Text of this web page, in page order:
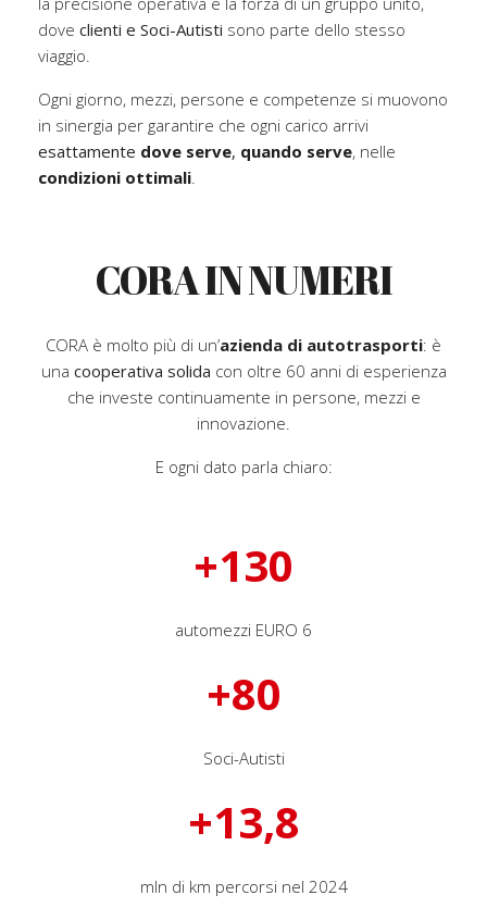
dove clienti e Soci-Autisti sono parte dello stesso
viaggio.
Ogni giorno, mezzi, persone e competenze si muovono
in sinergia per garantire che ogni carico arrivi
esattamente dove serve, quando serve, nelle
condizioni ottimali.
CORA IN NUMERI
CORA è molto più di un’azienda di autotrasporti: è
una cooperativa solida con oltre 60 anni di esperienza
che investe continuamente in persone, mezzi e
innovazione.
E ogni dato parla chiaro:
+
automezzi EURO 6
+
Soci-Autisti
+ ,
mln di km percorsi nel 2024